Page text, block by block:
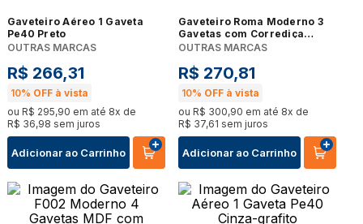
Gaveteiro Aéreo 1 Gaveta
Pe40 Preto
OUTRAS MARCAS
R$ 266,31
10% OFF à vista
ou R$ 295,90 em até 8x de
R$ 36,98 sem juros
Adicionar ao Carrinho
Gaveteiro Roma Moderno 3
Gavetas com Corrediça
Telescópica Preto
OUTRAS MARCAS
R$ 270,81
10% OFF à vista
ou R$ 300,90 em até 8x de
R$ 37,61 sem juros
Adicionar ao Carrinho